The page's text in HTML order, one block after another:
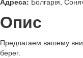
Опис
Предлагаем вашему
берег.